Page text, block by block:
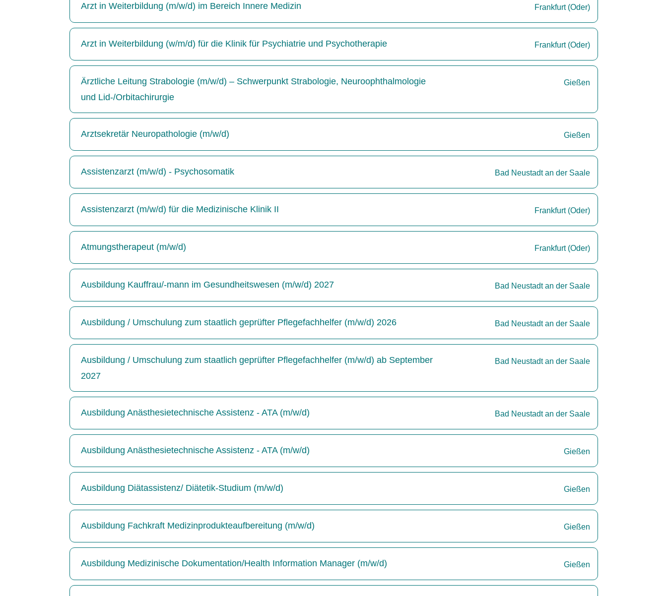
Arzt in Weiterbildung (m/w/d) im Bereich Innere Medizin Frankfurt (Oder)
Arzt in Weiterbildung (w/m/d) für die Klinik für Psychiatrie und Psychotherapie Frankfurt (Oder)
Ärztliche Leitung Strabologie (m/w/d) – Schwerpunkt Strabologie, Neuroophthalmologie
und Lid-/Orbitachirurgie
Gießen
Arztsekretär Neuropathologie (m/w/d) Gießen
Assistenzarzt (m/w/d) - Psychosomatik Bad Neustadt an der Saale
Assistenzarzt (m/w/d) für die Medizinische Klinik II Frankfurt (Oder)
Atmungstherapeut (m/w/d) Frankfurt (Oder)
Ausbildung Kauffrau/-mann im Gesundheitswesen (m/w/d) 2027 Bad Neustadt an der Saale
Ausbildung / Umschulung zum staatlich geprüfter Pflegefachhelfer (m/w/d) 2026 Bad Neustadt an der Saale
Ausbildung / Umschulung zum staatlich geprüfter Pflegefachhelfer (m/w/d) ab September
2027
Bad Neustadt an der Saale
Ausbildung Anästhesietechnische Assistenz - ATA (m/w/d) Bad Neustadt an der Saale
Ausbildung Anästhesietechnische Assistenz - ATA (m/w/d) Gießen
Ausbildung Diätassistenz/ Diätetik-Studium (m/w/d) Gießen
Ausbildung Fachkraft Medizinprodukteaufbereitung (m/w/d) Gießen
Ausbildung Medizinische Dokumentation/Health Information Manager (m/w/d) Gießen